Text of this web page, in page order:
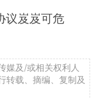
议岌岌可危
媒及/或相关权利人
转载、摘编、复制及